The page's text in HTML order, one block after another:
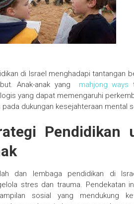
di Israel menghadapi tantangan
Anak-anak yang mahjong ways
yang dapat memengaruhi
pada dukungan kesejahteraan mental
Pendidikan
dan lembaga pendidikan di
stres dan trauma. Pendekatan
sosial yang mendukung